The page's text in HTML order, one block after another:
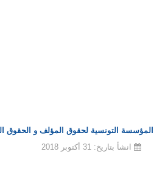
المؤسسة التونسية لحقوق المؤلف و الحقوق المجاورة تشارك في الدورة 28
انشأ بتاريخ: 31 أكتوبر 2018